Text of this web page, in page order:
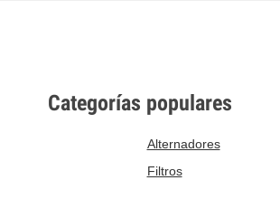
Categorías populares
Alternadores
Filtros